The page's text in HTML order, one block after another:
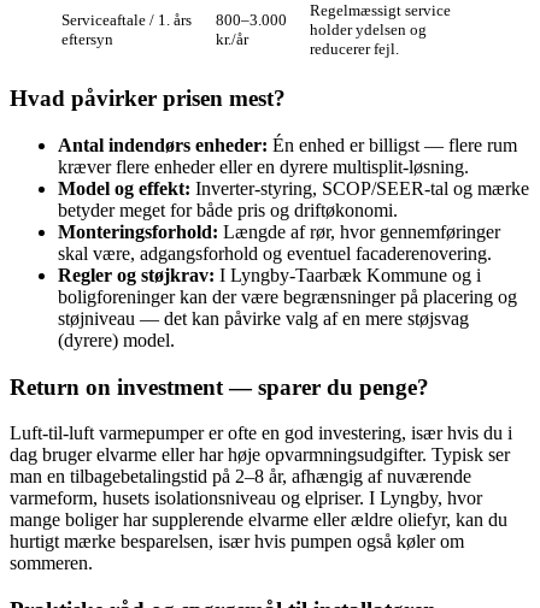
Serviceaftale / 1. års
eftersyn
800–3.000
kr./år
Regelmæssigt service
holder ydelsen og
reducerer fejl.
Hvad påvirker prisen mest?
Antal indendørs enheder: Én enhed er billigst — flere rum
kræver flere enheder eller en dyrere multisplit-løsning.
Model og effekt: Inverter‑styring, SCOP/SEER‑tal og mærke
betyder meget for både pris og driftøkonomi.
Monteringsforhold: Længde af rør, hvor gennemføringer
skal være, adgangsforhold og eventuel facaderenovering.
Regler og støjkrav: I Lyngby‑Taarbæk Kommune og i
boligforeninger kan der være begrænsninger på placering og
støjniveau — det kan påvirke valg af en mere støjsvag
(dyrere) model.
Return on investment — sparer du penge?
Luft‑til‑luft varmepumper er ofte en god investering, især hvis du i
dag bruger elvarme eller har høje opvarmningsudgifter. Typisk ser
man en tilbagebetalingstid på 2–8 år, afhængig af nuværende
varmeform, husets isolationsniveau og elpriser. I Lyngby, hvor
mange boliger har supplerende elvarme eller ældre oliefyr, kan du
hurtigt mærke besparelsen, især hvis pumpen også køler om
sommeren.